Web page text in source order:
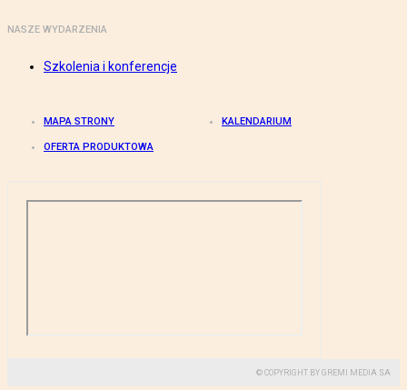
NASZE WYDARZENIA
Szkolenia i konferencje
MAPA STRONY KALENDARIUM
OFERTA PRODUKTOWA
© COPYRIGHT BY GREMI MEDIA SA